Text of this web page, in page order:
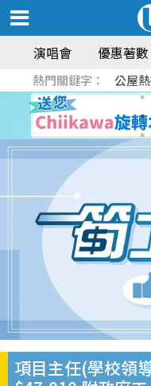
演唱會 優惠著數
熱門關鍵字： 公屋
項目主任(學校領